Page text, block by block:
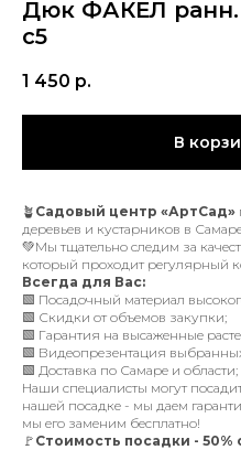
Дюк ФАКЕЛ ранн.
с5
1 450 р.
В
🪴 Садовый центр «АртСад»
деревьев и кустарников в
💚Мы тщательно следим за
который проходит регулярный
Всегда для Вас:
🟩 Посадочный материал
🟩 Скидки от объемов закупки;
🟩 Гарантия на высаженные
🟩 Видеопрезентация
🟩 Доставка по Самаре и области;
Наши специалисты могут
нашей посадке - мы даем
мы его заменим бесплатно!
🚩 Стоимость посадки -